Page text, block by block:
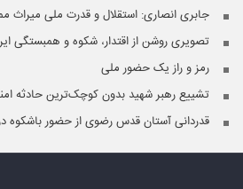
جابری انصاری:‌ استقلال و قدرت ملی میراث
تصویری روشن از اقتدار، شکوه و همبستگی
رمز و راز یک حضور ملی
تشییع رهبر شهید بدون کوچک‌ترین حادثه
قدردانی آستان قدس رضوی از حضور باشکوه